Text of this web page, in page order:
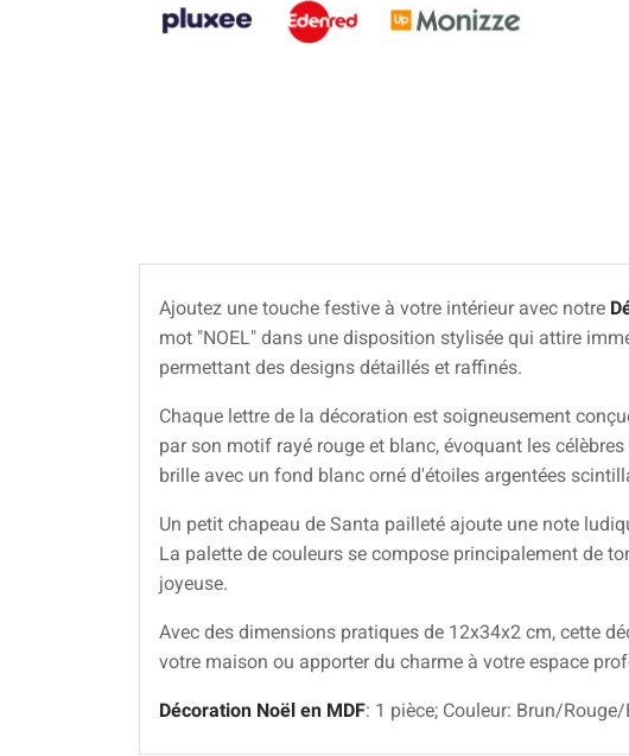
Ajoutez une touche festive à votre intérieur avec notre
mot "NOEL" dans une disposition stylisée qui attire
permettant des designs détaillés et raffinés.
Chaque lettre de la décoration est soigneusement
par son motif rayé rouge et blanc, évoquant les
brille avec un fond blanc orné d'étoiles argentées
Un petit chapeau de Santa pailleté ajoute une note
La palette de couleurs se compose principalement de
joyeuse.
Avec des dimensions pratiques de 12x34x2 cm, cette
votre maison ou apporter du charme à votre espace
Décoration Noël en MDF: 1 pièce; Couleur: Brun/